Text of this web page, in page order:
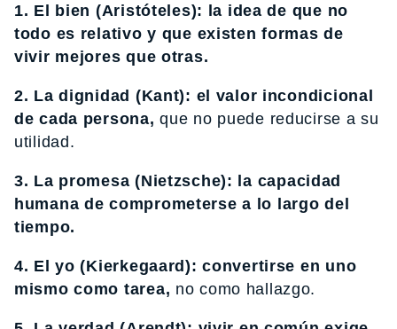
1. El bien (Aristóteles):
la idea de que no
todo es relativo y que existen formas de
vivir mejores que otras.
2. La dignidad (Kant): el valor incondicional
de cada persona, que no puede reducirse a su
utilidad.
3. La promesa (Nietzsche):
la capacidad
humana de comprometerse a lo largo del
tiempo.
4. El yo (Kierkegaard): convertirse en uno
mismo como tarea, no como hallazgo.